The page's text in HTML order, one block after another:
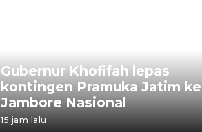
Gubernur Khofifah lepas
kontingen Pramuka Jatim ke
Jambore Nasional
15 jam lalu